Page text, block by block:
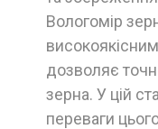
Вологомір
дозволяє
зерна. У цій
переваги